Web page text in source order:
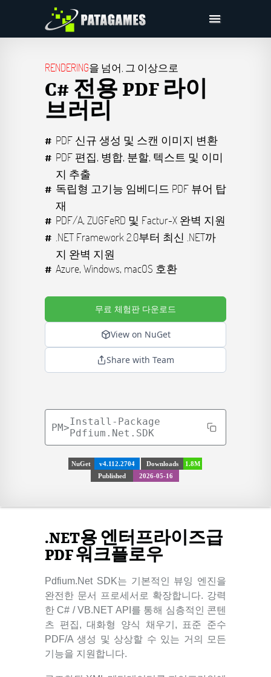
지원
회사
구입하기
다운로드
RENDERING을 넘어, 그 이상으로
C# 전용 PDF 라이
브러리
PDF 신규 생성 및 스캔 이미지 변환
PDF 편집, 병합, 분할, 텍스트 및 이미
지 추출
독립형 고기능 임베디드 PDF 뷰어 탑
재
PDF/A, ZUGFeRD 및 Factur-X 완벽 지원
.NET Framework 2.0부터 최신 .NET까
지 완벽 지원
Azure, Windows, macOS 호환
무료 체험판 다운로드
View on NuGet
Share with Team
PM>Install-Package
Pdfium.Net.SDK
NuGet v4.112.2704 Downloads
1.8M
Published
2026-05-16
.NET용 엔터프라이즈급
PDF 워크플로우
Pdfium.Net SDK는 기본적인 뷰잉 엔진을
완전한 문서 프로세서로 확장합니다. 강력
한 C# / VB.NET API를 통해 심층적인 콘텐
츠 편집, 대화형 양식 채우기, 표준 준수
PDF/A 생성 및 상상할 수 있는 거의 모든
기능을 지원합니다.